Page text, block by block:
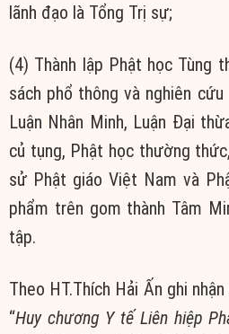
lãnh đạo là Tổng Trị sự;
(4) Thành lập Phật học Tùng
sách phổ thông và nghiên
Luận Nhân Minh, Luận Đại
củ tụng, Phật học thường
sử Phật giáo Việt Nam và
phẩm trên gom thành Tâm
tập.
Theo HT.Thích Hải Ấn ghi
“Huy chương Y tế Liên hiệp